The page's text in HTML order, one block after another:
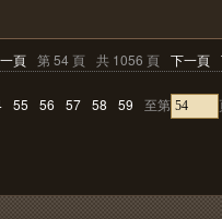
一頁 第 54 頁 共 1056 頁 下一頁
55 56 57 58 59 至第